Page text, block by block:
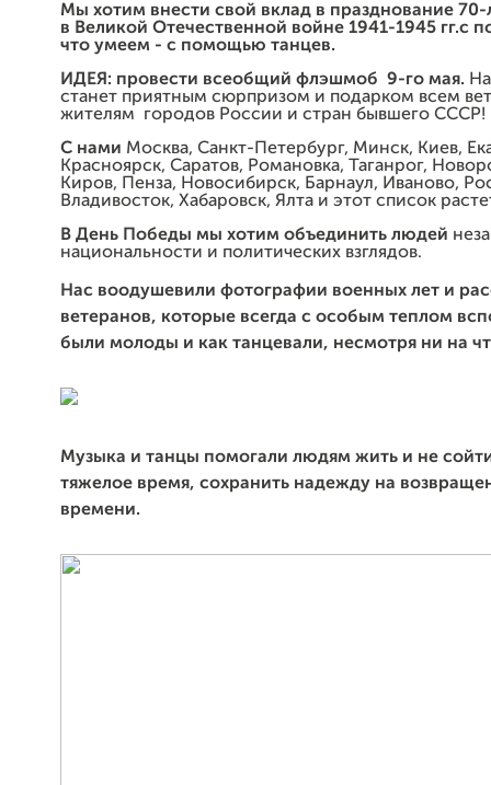
Мы хотим внести свой вклад в празднование
в Великой Отечественной войне 1941-1945 гг.с
что умеем - с помощью танцев.
ИДЕЯ: провести всеобщий флэшмоб 9-го мая.
станет приятным сюрпризом и подарком всем
жителям городов России и стран бывшего СССР!
С нами Москва, Санкт-Петербург, Минск, Киев,
Красноярск, Саратов, Романовка, Таганрог,
Киров, Пенза, Новосибирск, Барнаул, Иваново,
Владивосток, Хабаровск, Ялта и этот список
В День Победы мы хотим объединить людей
национальности и политических взглядов.
Нас воодушевили фотографии военных лет и
ветеранов, которые всегда с особым теплом
были молоды и как танцевали, несмотря ни на
Музыка и танцы помогали людям жить и не
тяжелое время, сохранить надежду на
времени.